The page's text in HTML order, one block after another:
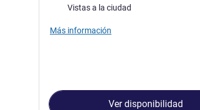
Views :Vistas a la ciudad
Más información
Ver disponibilidad